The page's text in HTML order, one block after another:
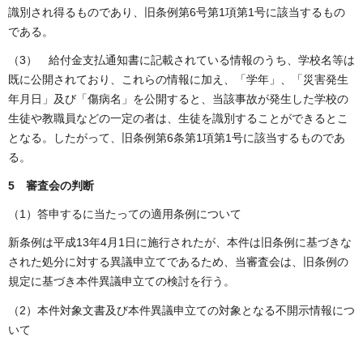
識別され得るものであり、旧条例第6号第1項第1号に該当するもの
である。
（3） 給付金支払通知書に記載されている情報のうち、学校名等は
既に公開されており、これらの情報に加え、「学年」、「災害発生
年月日」及び「傷病名」を公開すると、当該事故が発生した学校の
生徒や教職員などの一定の者は、生徒を識別することができるとこ
となる。したがって、旧条例第6条第1項第1号に該当するものであ
る。
5 審査会の判断
（1）答申するに当たっての適用条例について
新条例は平成13年4月1日に施行されたが、本件は旧条例に基づきな
された処分に対する異議申立てであるため、当審査会は、旧条例の
規定に基づき本件異議申立ての検討を行う。
（2）本件対象文書及び本件異議申立ての対象となる不開示情報につ
いて